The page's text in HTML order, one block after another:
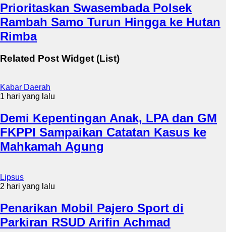
Prioritaskan Swasembada Polsek
Rambah Samo Turun Hingga ke Hutan
Rimba
Related Post Widget (List)
Kabar Daerah
1 hari yang lalu
Demi Kepentingan Anak, LPA dan GM
FKPPI Sampaikan Catatan Kasus ke
Mahkamah Agung
Lipsus
2 hari yang lalu
Penarikan Mobil Pajero Sport di
Parkiran RSUD Arifin Achmad